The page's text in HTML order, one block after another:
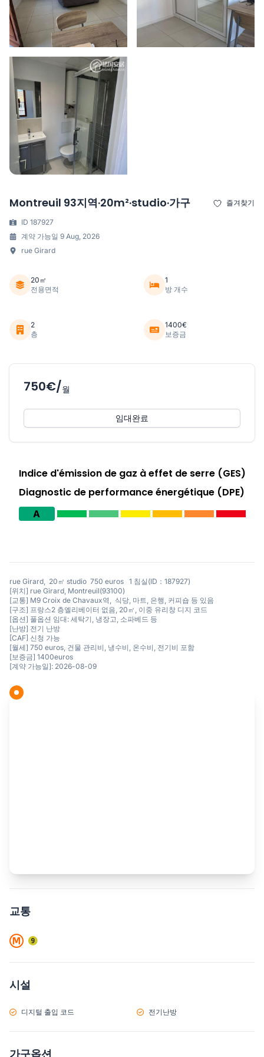
Montreuil 93지역·20m²·studio·가구 즐겨찾기
ID 187927
계약 가능일 9 Aug, 2026
rue Girard
20㎡
전용면적
1
방 개수
2
층
1400€
보증금
750€/월
임대완료
Indice d'émission de gaz à effet de serre (GES)
Diagnostic de performance énergétique (DPE)
A
rue Girard, 20㎡ studio 750 euros 1 침실(ID：187927)
[위치] rue Girard, Montreuil(93100)
[교통] M9 Croix de Chavaux역, 식당, 마트, 은행, 커피숍 등 있음
[구조] 프랑스2 층엘리베이터 없음, 20㎡, 이중 유리창 디지 코드
[옵션] 풀옵션 임대: 세탁기, 냉장고, 소파베드 등
[난방] 전기 난방
[CAF] 신청 가능
[월세] 750 euros, 건물 관리비, 냉수비, 온수비, 전기비 포함
[보증금] 1400euros
[계약 가능일]: 2026-08-09
교통
시설
디지털 출입 코드 전기난방
가구옵션